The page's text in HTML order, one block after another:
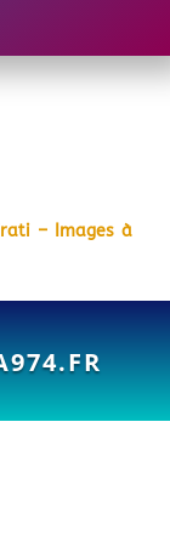
– Images à